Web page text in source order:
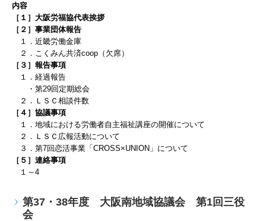
内容
［１］大阪労福協代表挨拶
［２］事業団体報告
１．近畿労働金庫
２．こくみん共済coop（欠席）
［３］報告事項
１．経過報告
・第29回定期総会
２．ＬＳＣ相談件数
［４］協議事項
１．地域における労働者自主福祉講座の開催について
２．ＬＳＣ広報活動について
３． 第7回恋活事業「CROSS×UNION」について
［５］連絡事項
１～4
第37・38年度 大阪南地域協議会 第1回三役
会